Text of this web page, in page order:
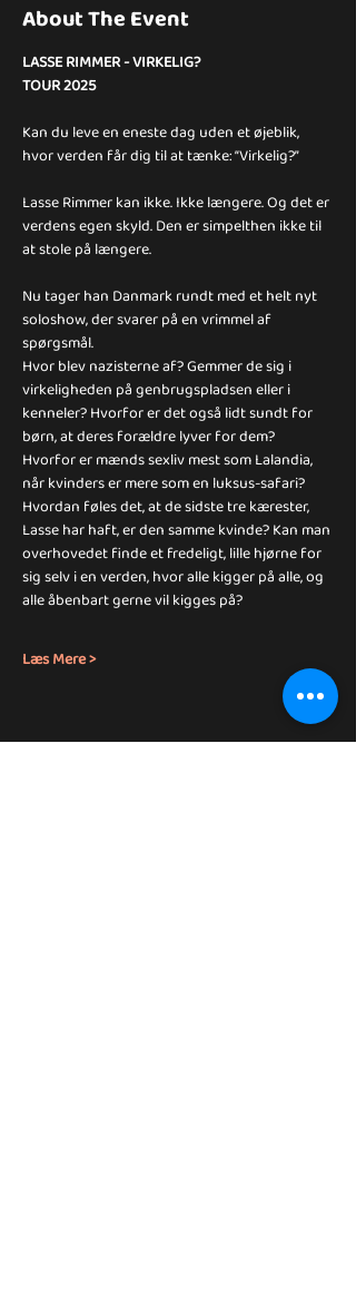
About The Event
LASSE RIMMER - VIRKELIG?
TOUR 2025
Kan du leve en eneste dag uden et øjeblik,
hvor verden får dig til at tænke: “Virkelig?”
Lasse Rimmer kan ikke. Ikke længere. Og det er
verdens egen skyld. Den er simpelthen ikke til
at stole på længere.
Nu tager han Danmark rundt med et helt nyt
soloshow, der svarer på en vrimmel af
spørgsmål.
Hvor blev nazisterne af? Gemmer de sig i
virkeligheden på genbrugspladsen eller i
kenneler? Hvorfor er det også lidt sundt for
børn, at deres forældre lyver for dem?
Hvorfor er mænds sexliv mest som Lalandia,
når kvinders er mere som en luksus-safari?
Hvordan føles det, at de sidste tre kærester,
Lasse har haft, er den samme kvinde? Kan man
overhovedet finde et fredeligt, lille hjørne for
sig selv i en verden, hvor alle kigger på alle, og
alle åbenbart gerne vil kigges på?
Læs Mere >